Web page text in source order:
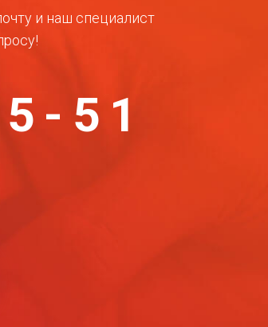
и наш специалист
51